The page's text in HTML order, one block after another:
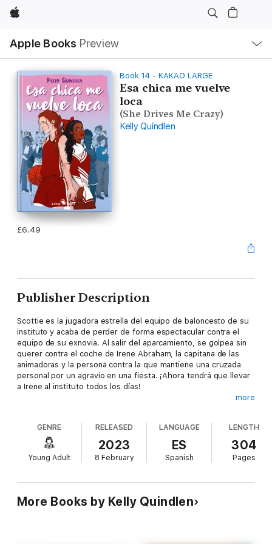
Apple
Apple Books Preview
Nav
Open
Menu
Book 14 - KAKAO LARGE
Esa chica me vuelve
loca
(She Drives Me Crazy)
Kelly Quindlen
£6.49
Publisher Description
Scottie es la jugadora estrella del equipo de baloncesto de su
instituto y acaba de perder de forma espectacular contra el
equipo de su exnovia. Al salir del aparcamiento, se golpea sin
querer contra el coche de Irene Abraham, la capitana de las
animadoras y la persona contra la que mantiene una cruzada
personal por un agravio en una fiesta. ¡Ahora tendrá que llevar
a Irene al instituto todos los días!
Para Scottie, estar con Irene es una tortura… hasta que
descubre que su exnovia está celosa de su nueva «relación».
Quizá pueda sacar algo de esto, aunque eso implique tener
que convencer a Irene para que se preste al engaño.
Una comedia romántica #enemiestolovers con una relación
more
GENRE
Young Adult
RELEASED
2023
8 February
LANGUAGE
ES
Spanish
LENGTH
304
Pages
More Books by Kelly Quindlen